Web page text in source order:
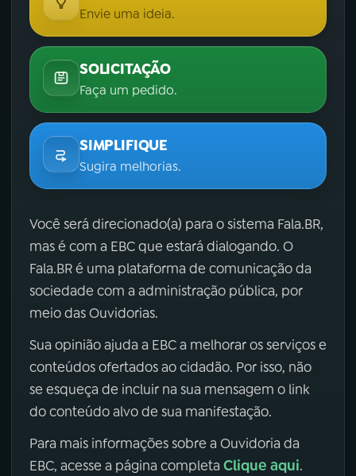
Envie uma ideia.
SOLICITAÇÃO
Faça um pedido.
SIMPLIFIQUE
Sugira melhorias.
Você será direcionado(a) para o sistema Fala.BR,
mas é com a EBC que estará dialogando. O
Fala.BR é uma plataforma de comunicação da
sociedade com a administração pública, por
meio das Ouvidorias.
Sua opinião ajuda a EBC a melhorar os serviços e
conteúdos ofertados ao cidadão. Por isso, não
se esqueça de incluir na sua mensagem o link
do conteúdo alvo de sua manifestação.
Para mais informações sobre a Ouvidoria da
EBC, acesse a página completa Clique aqui.